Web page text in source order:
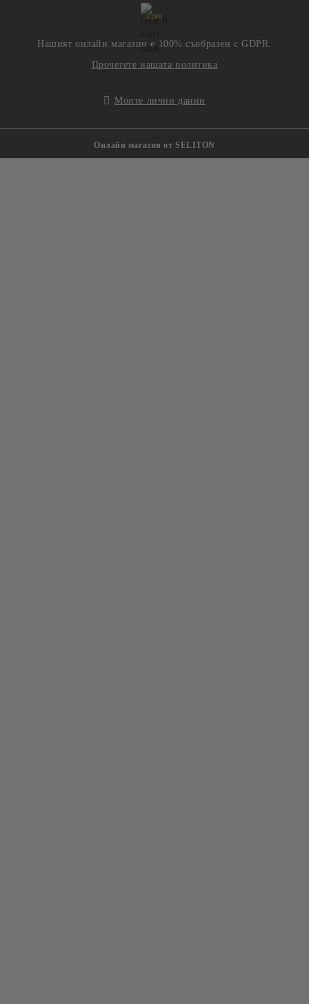
GDPR
Нашият онлайн магазин е 100% съобразен с GDPR.
Прочетете нашата политика
Моите лични данни
Онлайн магазин от SELITON